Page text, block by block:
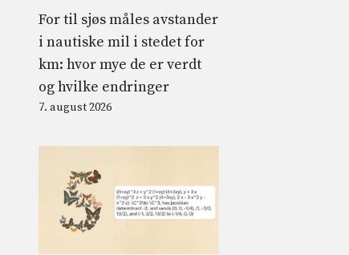
For til sjøs måles avstander
i nautiske mil i stedet for
km: hvor mye de er verdt
og hvilke endringer
7. august 2026